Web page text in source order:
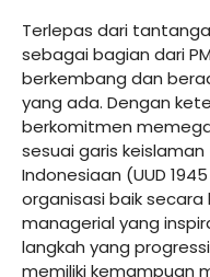
Terlepas dari
sebagai bagian dari
berkembang dan
yang ada. Dengan
berkomitmen
sesuai garis
Indonesiaan (UUD
organisasi baik
managerial yang
langkah yang
memiliki kemampuan